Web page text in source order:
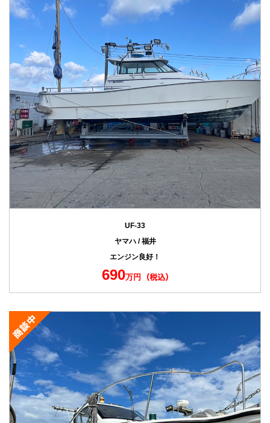
UF-33
ヤマハ / 福井
エンジン良好！
690万円